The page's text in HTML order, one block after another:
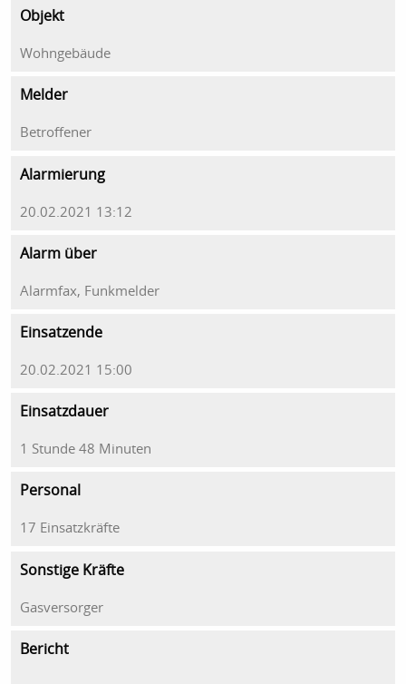
Objekt
Wohngebäude
Melder
Betroffener
Alarmierung
20.02.2021 13:12
Alarm über
Alarmfax, Funkmelder
Einsatzende
20.02.2021 15:00
Einsatzdauer
1 Stunde 48 Minuten
Personal
17 Einsatzkräfte
Sonstige Kräfte
Gasversorger
Bericht